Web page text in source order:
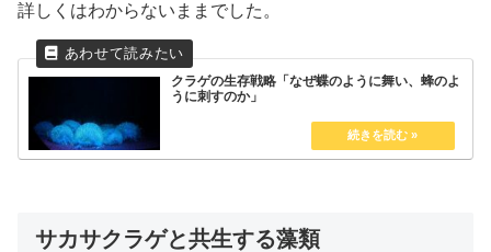
詳しくはわからないままでした。
クラゲの生存戦略「なぜ蝶のように舞い、蜂のよ
うに刺すのか」
サカサクラゲと共生する藻類